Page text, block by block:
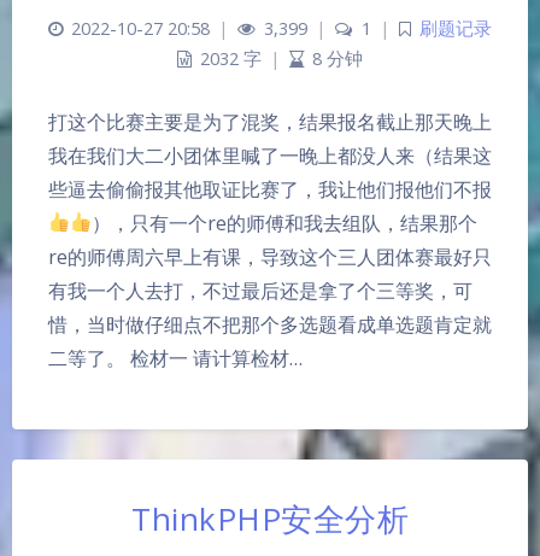
2022-10-27 20:58 | 3,399 | 1 |
刷题记录
2032 字 | 8 分钟
打这个比赛主要是为了混奖，结果报名截止那天晚上
我在我们大二小团体里喊了一晚上都没人来（结果这
些逼去偷偷报其他取证比赛了，我让他们报他们不报
），只有一个re的师傅和我去组队，结果那个
re的师傅周六早上有课，导致这个三人团体赛最好只
有我一个人去打，不过最后还是拿了个三等奖，可
惜，当时做仔细点不把那个多选题看成单选题肯定就
二等了。 检材一 请计算检材…
ThinkPHP安全分析